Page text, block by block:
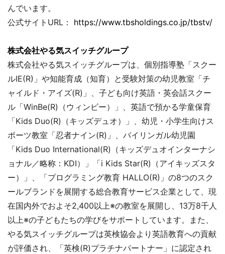
んでいます。
公式サイトURL： https://www.tbsholdings.co.jp/tbstv/
株式会社やる気スイッチグループ
株式会社やる気スイッチグループは、個別指導塾「スクー
ルIE(R)」や知能育成（知育）と受験対策の幼児教室「チ
ャイルド・アイズ(R)」、子ども向け英語・英会話スクー
ル「WinBe(R)（ウィンビー）」、英語で預かる学童保育
「Kids Duo(R)（キッズデュオ）」、幼児・小学生向けス
ポーツ教室「忍者ナイン(R)」、バイリンガル幼児園
「Kids Duo International(R)（キッズデュオインターナシ
ョナル／略称：KDI）」「i Kids Star(R)（アイキッズスタ
ー）」、「プログラミング教育 HALLO(R)」の8つのスク
ールブランドを展開する総合教育サービス企業として、現
在国内外でおよそ2,400以上※の教室を展開し、13万8千人
以上※の子どもたちの学びをサポートしています。また、
やる気スイッチグループは英検協会より英語教育への貢献
が評価され、「英検(R)プラチナパートナー」に認定され